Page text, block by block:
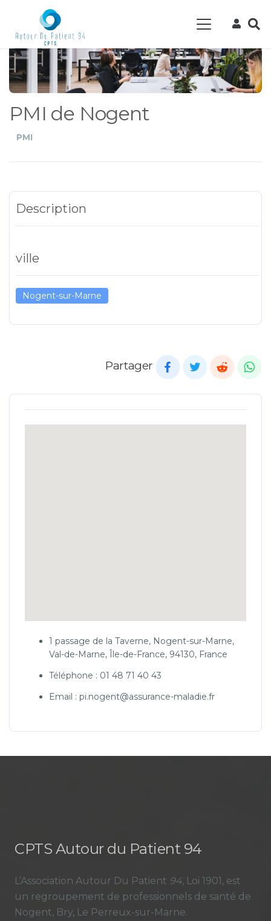
PMI de Nogent
PMI
Description
ville
Nogent-sur-Marne
Partager
1 passage de la Taverne, Nogent-sur-Marne,
Val-de-Marne, Île-de-France, 94130, France
Téléphone : 01 48 71 40 43
Email : pi.nogent@assurance-maladie.fr
CPTS Autour du Patient 94
L’Association Autour Du Patient 94, Loi 1901, est
un regroupement de professionnels de santé de
Nogent, Bry, Le Perreux-sur-Marne.